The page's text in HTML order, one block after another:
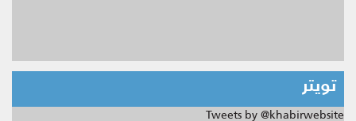
تويتر
Tweets by @khabirwebsite